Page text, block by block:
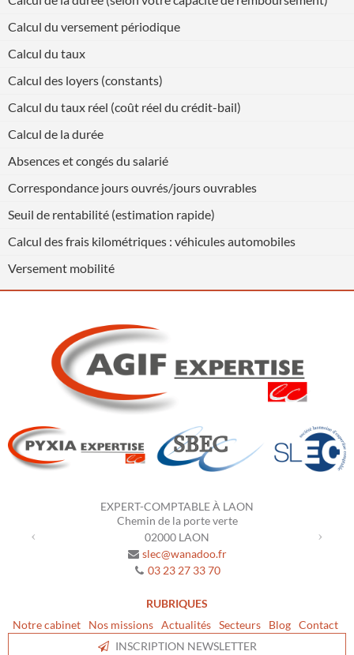
Calcul du versement périodique
Calcul du taux
Calcul des loyers (constants)
Calcul du taux réel (coût réel du crédit-bail)
Calcul de la durée
Absences et congés du salarié
Correspondance jours ouvrés/jours ouvrables
Seuil de rentabilité (estimation rapide)
Calcul des frais kilométriques : véhicules automobiles
Versement mobilité
EXPERT-COMPTABLE À LAON
Chemin de la porte verte
02000 LAON
slec@wanadoo.fr
03 23 27 33 70
RUBRIQUES
Notre cabinet
Nos missions Actualités Secteurs Blog
Contact
INSCRIPTION NEWSLETTER